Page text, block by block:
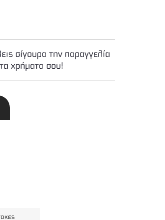
σίγουρα την παραγγελία
χρήματα σου!